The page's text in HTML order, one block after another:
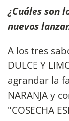
¿Cuáles son
nuevos
A los tres
DULCE Y
agrandar la
NARANJA y
"COSECHA